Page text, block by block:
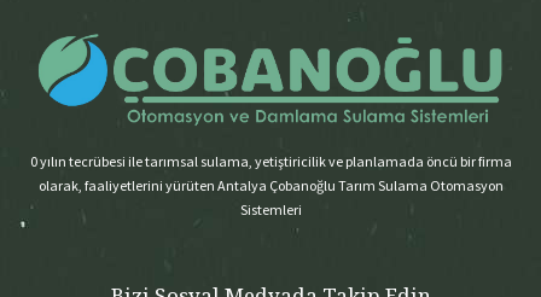
0 yılın tecrübesi ile tarımsal sulama, yetiştiricilik ve planlamada öncü bir firma
olarak, faaliyetlerini yürüten Antalya Çobanoğlu Tarım Sulama Otomasyon
Sistemleri